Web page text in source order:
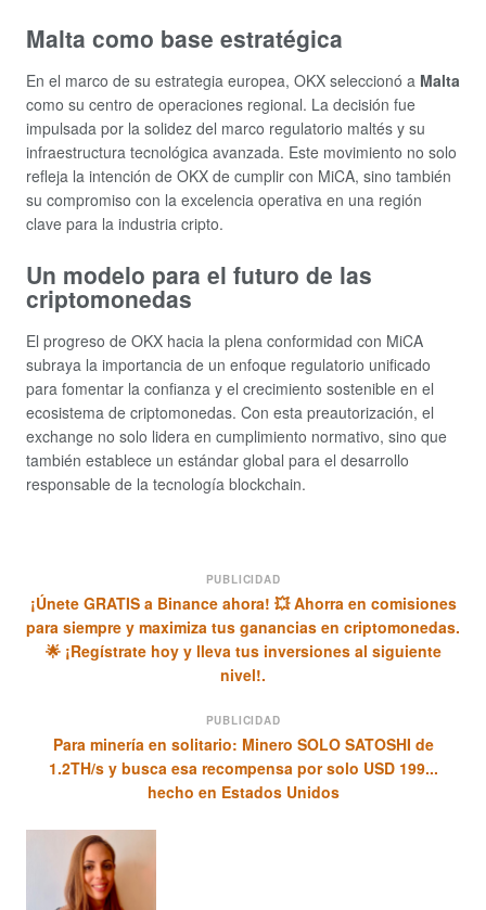
Malta como base estratégica
En el marco de su estrategia europea, OKX seleccionó a Malta
como su centro de operaciones regional. La decisión fue
impulsada por la solidez del marco regulatorio maltés y su
infraestructura tecnológica avanzada. Este movimiento no solo
refleja la intención de OKX de cumplir con MiCA, sino también
su compromiso con la excelencia operativa en una región
clave para la industria cripto.
Un modelo para el futuro de las
criptomonedas
El progreso de OKX hacia la plena conformidad con MiCA
subraya la importancia de un enfoque regulatorio unificado
para fomentar la confianza y el crecimiento sostenible en el
ecosistema de criptomonedas. Con esta preautorización, el
exchange no solo lidera en cumplimiento normativo, sino que
también establece un estándar global para el desarrollo
responsable de la tecnología blockchain.
PUBLICIDAD
¡Únete GRATIS a Binance ahora! 💥 Ahorra en comisiones
para siempre y maximiza tus ganancias en criptomonedas.
🌟 ¡Regístrate hoy y lleva tus inversiones al siguiente
nivel!.
PUBLICIDAD
Para minería en solitario: Minero SOLO SATOSHI de
1.2TH/s y busca esa recompensa por solo USD 199...
hecho en Estados Unidos